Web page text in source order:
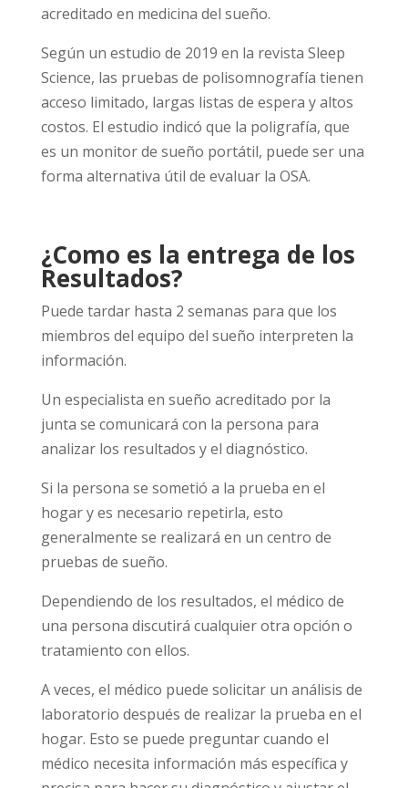
acreditado en medicina del sueño.
Según un estudio de 2019 en la revista Sleep
Science, las pruebas de polisomnografía tienen
acceso limitado, largas listas de espera y altos
costos. El estudio indicó que la poligrafía, que
es un monitor de sueño portátil, puede ser una
forma alternativa útil de evaluar la OSA.
¿Como es la entrega de los
Resultados?
Puede tardar hasta 2 semanas para que los
miembros del equipo del sueño interpreten la
información.
Un especialista en sueño acreditado por la
junta se comunicará con la persona para
analizar los resultados y el diagnóstico.
Si la persona se sometió a la prueba en el
hogar y es necesario repetirla, esto
generalmente se realizará en un centro de
pruebas de sueño.
Dependiendo de los resultados, el médico de
una persona discutirá cualquier otra opción o
tratamiento con ellos.
A veces, el médico puede solicitar un análisis de
laboratorio después de realizar la prueba en el
hogar. Esto se puede preguntar cuando el
médico necesita información más específica y